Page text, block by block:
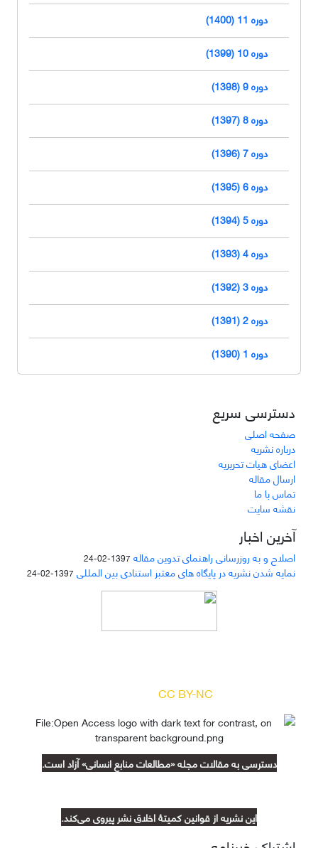
دوره 11 (1400)
دوره 10 (1399)
دوره 9 (1398)
دوره 8 (1397)
دوره 7 (1396)
دوره 6 (1395)
دوره 5 (1394)
دوره 4 (1393)
دوره 3 (1392)
دوره 2 (1391)
دوره 1 (1390)
دسترسی سریع
صفحه اصلی
درباره نشریه
اعضای هیات تحریریه
ارسال مقاله
تماس با ما
نقشه سایت
آخرین اخبار
اصلاح و به روزرسانی راهنمای تدوین مقاله 1397-02-24
نمایه شدن نشریه در پایگاه های معتبر استنادی بین المللی 1397-02-24
CC BY-NC
دسترسی به مقالات مجله «مطالعات منابع انسانی» آزاد است.
این نشریه از قوانین کمیتۀ اخلاق نشر پیروی می‌کند.